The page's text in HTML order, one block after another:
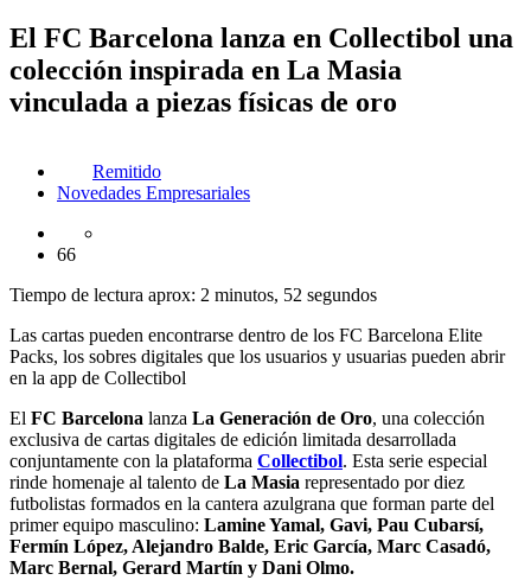
El FC Barcelona lanza en Collectibol una
colección inspirada en La Masia
vinculada a piezas físicas de oro
Remitido
Novedades Empresariales
66
Tiempo de lectura aprox: 2 minutos, 52 segundos
Las cartas pueden encontrarse dentro de los FC Barcelona Elite
Packs, los sobres digitales que los usuarios y usuarias pueden abrir
en la app de Collectibol
El FC Barcelona lanza La Generación de Oro, una colección
exclusiva de cartas digitales de edición limitada desarrollada
conjuntamente con la plataforma Collectibol. Esta serie especial
rinde homenaje al talento de La Masia representado por diez
futbolistas formados en la cantera azulgrana que forman parte del
primer equipo masculino: Lamine Yamal, Gavi, Pau Cubarsí,
Fermín López, Alejandro Balde, Eric García, Marc Casadó,
Marc Bernal, Gerard Martín y Dani Olmo.